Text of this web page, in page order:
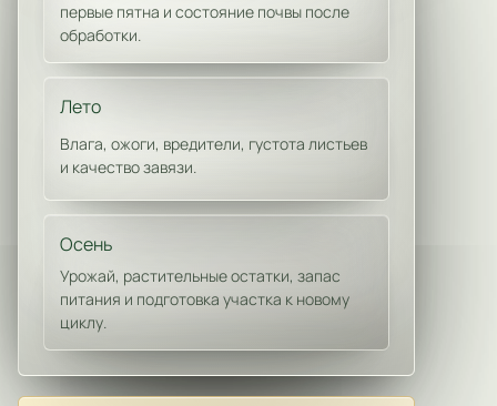
первые пятна и состояние почвы после
обработки.
Лето
Влага, ожоги, вредители, густота листьев
и качество завязи.
Осень
Урожай, растительные остатки, запас
питания и подготовка участка к новому
циклу.